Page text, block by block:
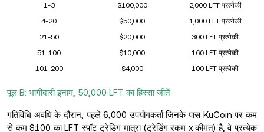
1-3
$100,000
2,000 LFT प्रत्येकी
4-20
$50,000
1,000 LFT प्रत्येकी
21-50
$20,000
300 LFT प्रत्येकी
51-100
$10,000
160 LFT प्रत्येकी
101-200
$4,000 100 LFT प्रत्येकी
पूल B: भागीदारी इनाम, 50,000 LFT का हिस्सा जीतें
गतिविधि अवधि के दौरान, पहले 6,000 उपयोगकर्ता जिनके पास KuCoin पर कम
से कम $100 का LFT स्पॉट ट्रेडिंग मात्रा (ट्रेडिंग रकम x कीमत) है, वे प्रत्येक